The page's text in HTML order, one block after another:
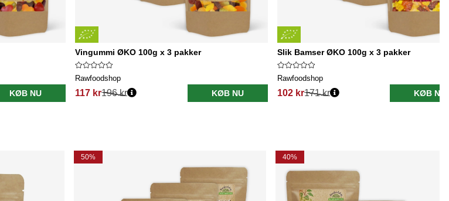
KØB NU
Vingummi ØKO 100g x 3 pakker
Rawfoodshop
117 kr196 kr KØB NU
Slik Bamser ØKO 100g x 3 pakker
Rawfoodshop
102 kr171 kr KØB NU
50% 40%